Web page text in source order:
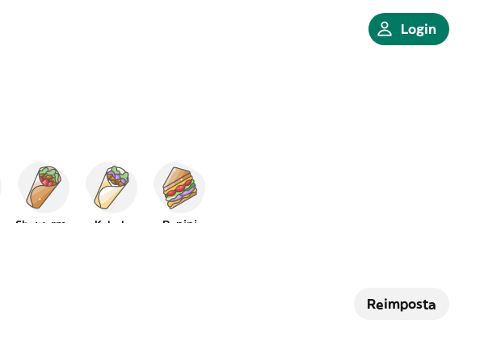
Login
Shawarma Kebab Panini
Reimposta